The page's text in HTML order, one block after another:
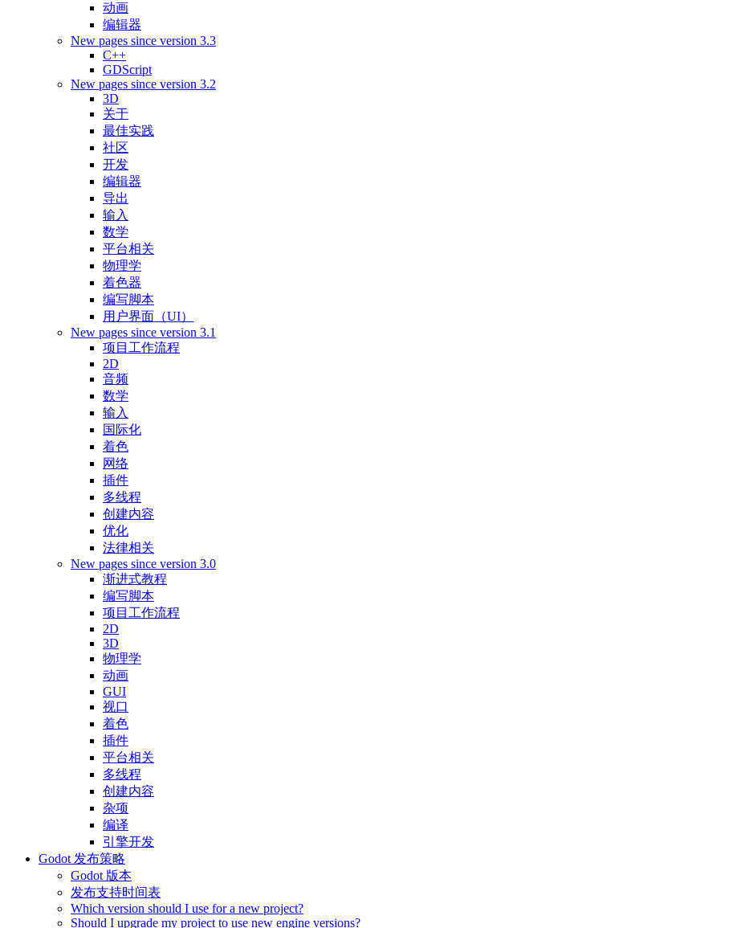
动画
编辑器
New pages since version 3.3
C++
GDScript
New pages since version 3.2
3D
关于
最佳实践
社区
开发
编辑器
导出
输入
数学
平台相关
物理学
着色器
编写脚本
用户界面（UI）
New pages since version 3.1
项目工作流程
2D
音频
数学
输入
国际化
着色
网络
插件
多线程
创建内容
优化
法律相关
New pages since version 3.0
渐进式教程
编写脚本
项目工作流程
2D
3D
物理学
动画
GUI
视口
着色
插件
平台相关
多线程
创建内容
杂项
编译
引擎开发
Godot 发布策略
Godot 版本
发布支持时间表
Which version should I use for a new project?
Should I upgrade my project to use new engine versions?